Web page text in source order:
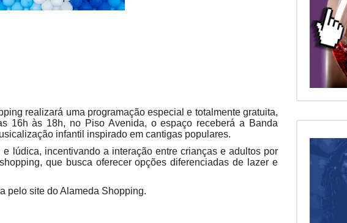
realizará uma programação especial e totalmente gratuita,
16h às 18h, no Piso Avenida, o espaço receberá a Banda
infantil inspirado em cantigas populares.
lúdica, incentivando a interação entre crianças e adultos por
que busca oferecer opções diferenciadas de lazer e
pelo site do Alameda Shopping.